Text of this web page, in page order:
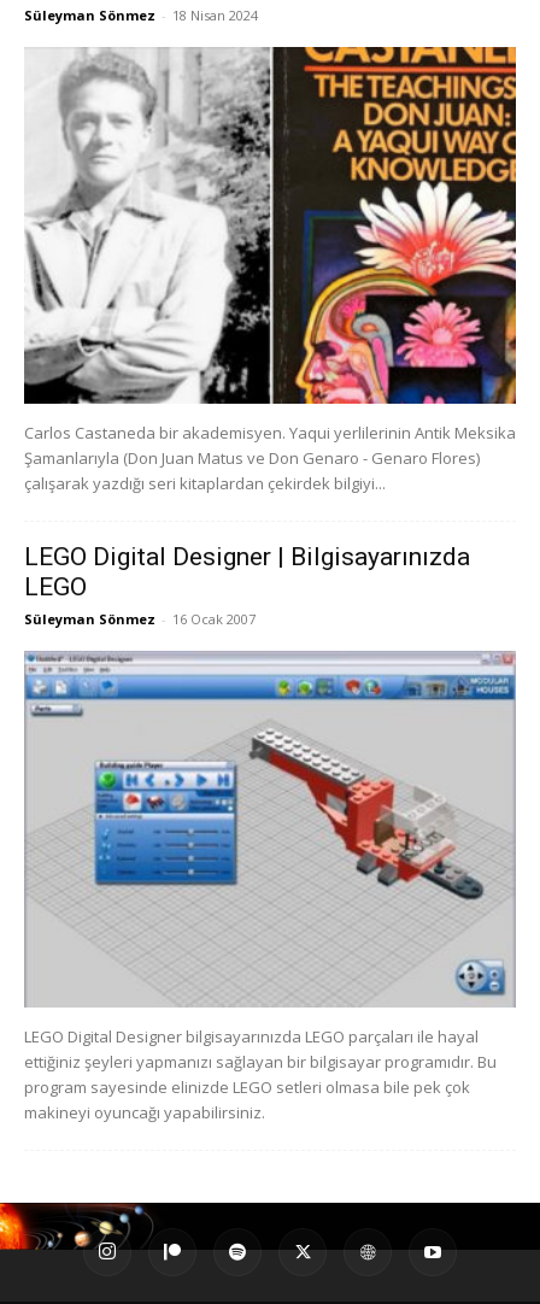
Süleyman Sönmez - 18 Nisan 2024
Carlos Castaneda bir akademisyen. Yaqui yerlilerinin Antik Meksika
Şamanlarıyla (Don Juan Matus ve Don Genaro - Genaro Flores)
çalışarak yazdığı seri kitaplardan çekirdek bilgiyi...
LEGO Digital Designer | Bilgisayarınızda
LEGO
Süleyman Sönmez - 16 Ocak 2007
LEGO Digital Designer bilgisayarınızda LEGO parçaları ile hayal
ettiğiniz şeyleri yapmanızı sağlayan bir bilgisayar programıdır. Bu
program sayesinde elinizde LEGO setleri olmasa bile pek çok
makineyi oyuncağı yapabilirsiniz.